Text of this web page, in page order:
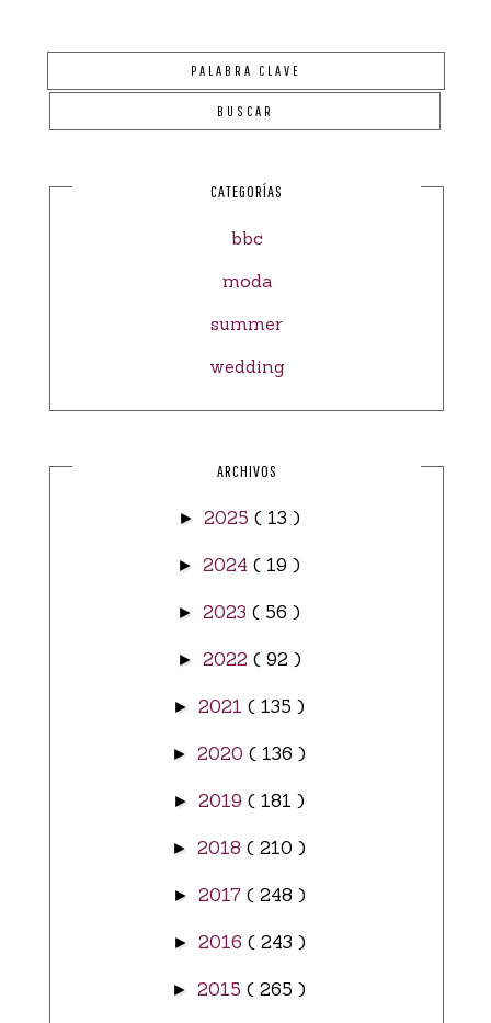
CATEGORÍAS
bbc
moda
summer
wedding
ARCHIVOS
► 2025 ( 13 )
► 2024 ( 19 )
► 2023 ( 56 )
► 2022 ( 92 )
► 2021 ( 135 )
► 2020 ( 136 )
► 2019 ( 181 )
► 2018 ( 210 )
► 2017 ( 248 )
► 2016 ( 243 )
► 2015 ( 265 )